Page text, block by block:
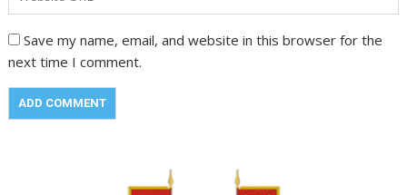
Save my name, email, and website in this browser for the
next time I comment.